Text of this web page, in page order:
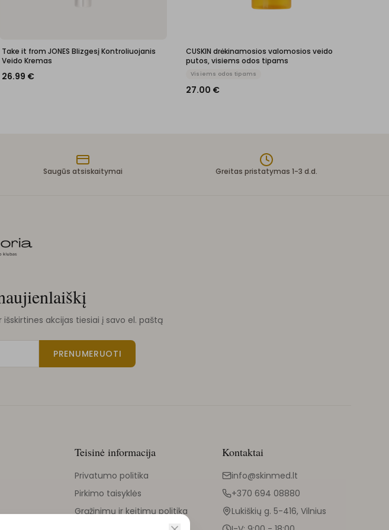
Take it from JONES Blizgesį Kontroliuojanis
Veido Kremas
26.99 €
CUSKIN drėkinamosios valomosios veido
putos, visiems odos tipams
Visiems odos tipams
27.00 €
Saugūs atsiskaitymai Greitas pristatymas 1-3 d.d.
akcijas tiesiai į savo el. paštą
PRENUMERUOTI
Teisinė informacija
Privatumo politika
Pirkimo taisyklės
Grąžinimų ir keitimų politika
Kontaktai
info@skinmed.lt
+370 694 08880
Lukiškių g. 5-416, Vilnius